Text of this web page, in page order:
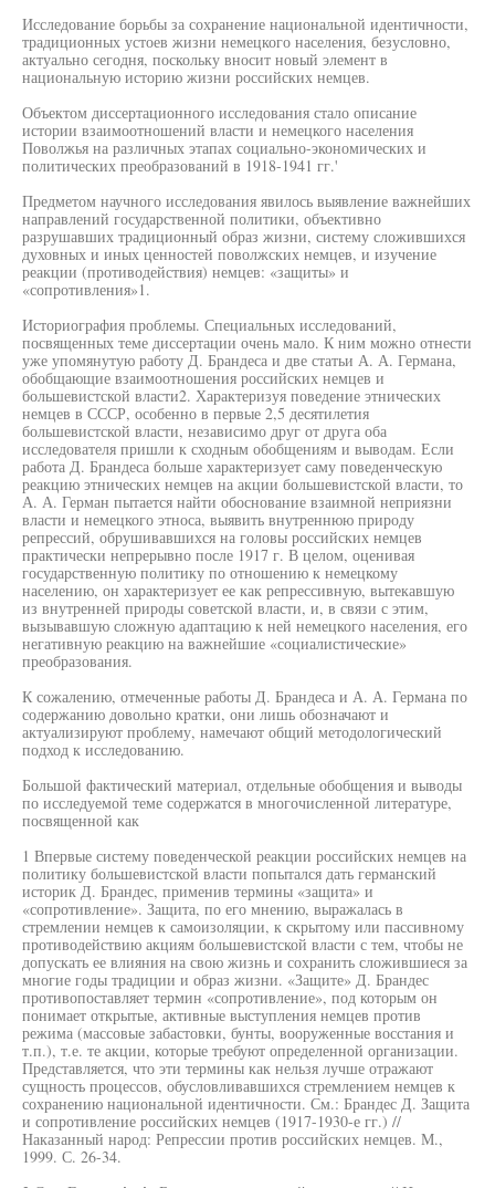
Исследование борьбы за сохранение национальной идентичности,
традиционных устоев жизни немецкого населения, безусловно,
актуально сегодня, поскольку вносит новый элемент в
национальную историю жизни российских немцев.
Объектом диссертационного исследования стало описание
истории взаимоотношений власти и немецкого населения
Поволжья на различных этапах социально-экономических и
политических преобразований в 1918-1941 гг.'
Предметом научного исследования явилось выявление важнейших
направлений государственной политики, объективно
разрушавших традиционный образ жизни, систему сложившихся
духовных и иных ценностей поволжских немцев, и изучение
реакции (противодействия) немцев: «защиты» и
«сопротивления»1.
Историография проблемы. Специальных исследований,
посвященных теме диссертации очень мало. К ним можно отнести
уже упомянутую работу Д. Брандеса и две статьи А. А. Германа,
обобщающие взаимоотношения российских немцев и
большевистской власти2. Характеризуя поведение этнических
немцев в СССР, особенно в первые 2,5 десятилетия
большевистской власти, независимо друг от друга оба
исследователя пришли к сходным обобщениям и выводам. Если
работа Д. Брандеса больше характеризует саму поведенческую
реакцию этнических немцев на акции большевистской власти, то
А. А. Герман пытается найти обоснование взаимной неприязни
власти и немецкого этноса, выявить внутреннюю природу
репрессий, обрушивавшихся на головы российских немцев
практически непрерывно после 1917 г. В целом, оценивая
государственную политику по отношению к немецкому
населению, он характеризует ее как репрессивную, вытекавшую
из внутренней природы советской власти, и, в связи с этим,
вызывавшую сложную адаптацию к ней немецкого населения, его
негативную реакцию на важнейшие «социалистические»
преобразования.
К сожалению, отмеченные работы Д. Брандеса и А. А. Германа по
содержанию довольно кратки, они лишь обозначают и
актуализируют проблему, намечают общий методологический
подход к исследованию.
Большой фактический материал, отдельные обобщения и выводы
по исследуемой теме содержатся в многочисленной литературе,
посвященной как
1 Впервые систему поведенческой реакции российских немцев на
политику большевистской власти попытался дать германский
историк Д. Брандес, применив термины «защита» и
«сопротивление». Защита, по его мнению, выражалась в
стремлении немцев к самоизоляции, к скрытому или пассивному
противодействию акциям большевистской власти с тем, чтобы не
допускать ее влияния на свою жизнь и сохранить сложившиеся за
многие годы традиции и образ жизни. «Защите» Д. Брандес
противопоставляет термин «сопротивление», под которым он
понимает открытые, активные выступления немцев против
режима (массовые забастовки, бунты, вооруженные восстания и
т.п.), т.е. те акции, которые требуют определенной организации.
Представляется, что эти термины как нельзя лучше отражают
сущность процессов, обусловливавшихся стремлением немцев к
сохранению национальной идентичности. См.: Брандес Д. Защита
и сопротивление российских немцев (1917-1930-е гг.) //
Наказанный народ: Репрессии против российских немцев. М.,
1999. С. 26-34.